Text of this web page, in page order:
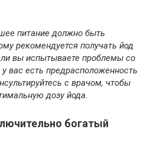
питание должно быть
рекомендуется получать йод
вы испытываете проблемы со
вас есть предрасположенность
с врачом, чтобы
дозу йода.
богатый